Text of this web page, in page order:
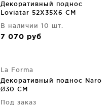
Декоративный поднос
Loviatar 52X35X6 CM
В наличии 10 шт.
7 070 руб
La Forma
Декоративный поднос Naro
Ø30 CM
Под заказ